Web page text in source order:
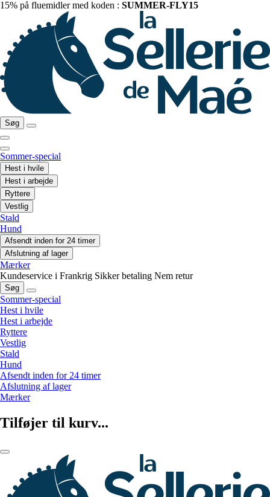
15% på fluemidler med koden : SUMMER-FLY15
Søg
Sommer-special
Hest i hvile
Hest i arbejde
Ryttere
Vestlig
Stald
Hund
Afsendt inden for 24 timer
Afslutning af lager
Mærker
Kundeservice i Frankrig Sikker betaling Nem retur
Søg
Sommer-special
Hest i hvile
Hest i arbejde
Ryttere
Vestlig
Stald
Hund
Afsendt inden for 24 timer
Afslutning af lager
Mærker
Tilføjer til kurv...